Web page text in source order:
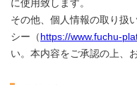
に使用致します。
その他、個人情報の取り扱
シー（ https://www.fuchu-
い。本内容をご承認の上、